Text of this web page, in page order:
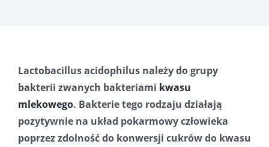
Lactobacillus acidophilus należy do grupy
bakterii zwanych bakteriami kwasu
mlekowego. Bakterie tego rodzaju działają
pozytywnie na układ pokarmowy człowieka
poprzez zdolność do konwersji cukrów do kwasu